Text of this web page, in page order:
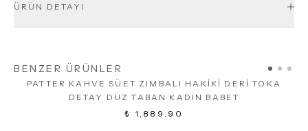
ÜRÜN DETAYI
BENZER ÜRÜNLER
PATTER KAHVE SÜET ZIMBALI HAKİKİ DERİ TOKA
DETAY DÜZ TABAN KADIN BABET
₺ 1,889.90